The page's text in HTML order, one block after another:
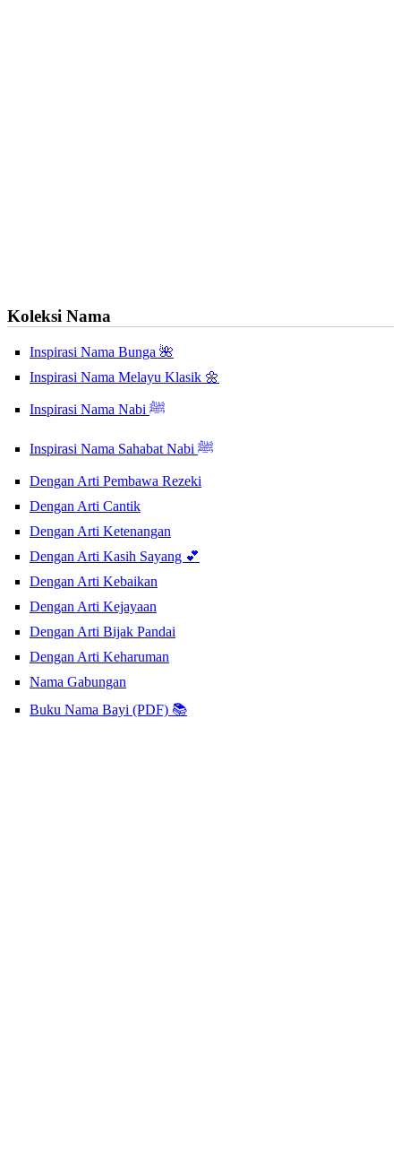
Koleksi Nama
Inspirasi Nama Bunga 🌺
Inspirasi Nama Melayu Klasik 🌼
Inspirasi Nama Nabi ﷺ
Inspirasi Nama Sahabat Nabi ﷺ
Dengan Arti Pembawa Rezeki
Dengan Arti Cantik
Dengan Arti Ketenangan
Dengan Arti Kasih Sayang 💕
Dengan Arti Kebaikan
Dengan Arti Kejayaan
Dengan Arti Bijak Pandai
Dengan Arti Keharuman
Nama Gabungan
Buku Nama Bayi (PDF) 📚